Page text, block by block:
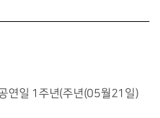
연일 1주년(주년(05월21일)